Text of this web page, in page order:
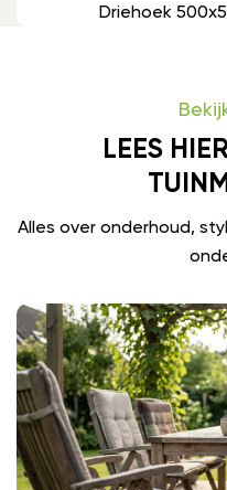
Driehoek
LEES
Alles over onderhoud,